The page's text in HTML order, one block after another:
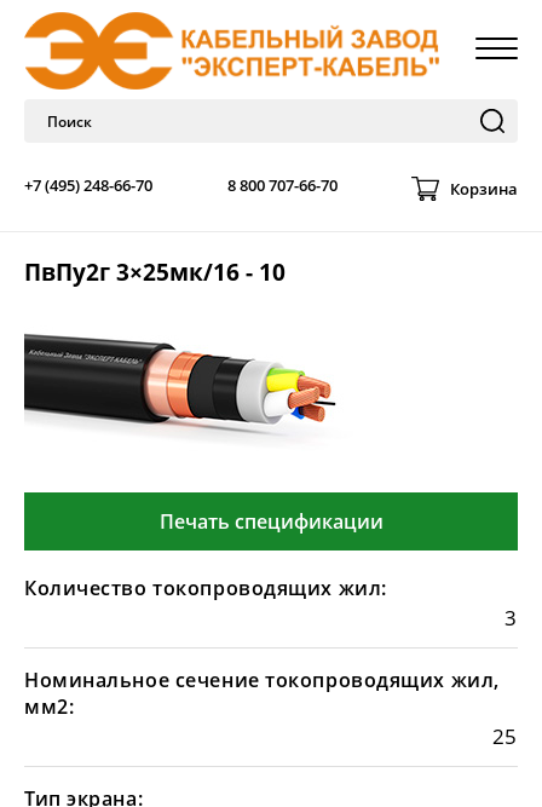
+7 (495) 248-66-70 8 800 707-66-70 Корзина
ПвПу2г 3×25мк/16 - 10
Печать спецификации
Количество токопроводящих жил:
3
Номинальное сечение токопроводящих жил,
мм2:
25
Тип экрана: